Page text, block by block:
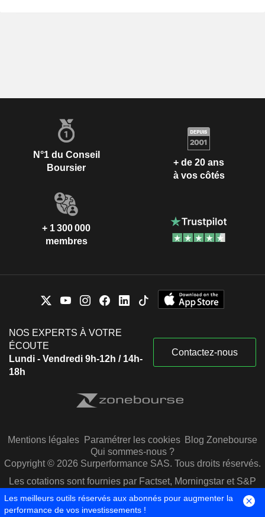
N°1 du Conseil
Boursier
+ de 20 ans
à vos côtés
+ 1 300 000
membres
NOS EXPERTS À VOTRE
ÉCOUTE
Lundi - Vendredi 9h-12h / 14h-
18h
Contactez-nous
Mentions légales Paramétrer les cookies Blog Zonebourse
Qui sommes-nous ?
Copyright © 2026 Surperformance SAS. Tous droits réservés.
Les cotations sont fournies par Factset, Morningstar et S&P
Capital IQ
Les meilleurs outils réservés aux abonnés pour augmenter la
performance de vos investissements !